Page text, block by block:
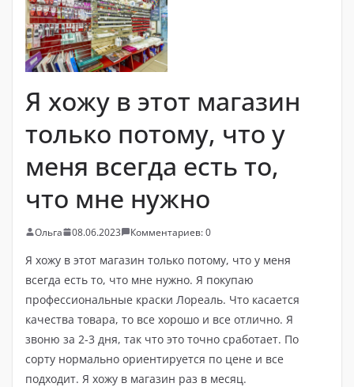
Я хожу в этот магазин
только потому, что у
меня всегда есть то,
что мне нужно
Ольга 08.06.2023 Комментариев: 0
Я хожу в этот магазин только потому, что у меня
всегда есть то, что мне нужно. Я покупаю
профессиональные краски Лореаль. Что касается
качества товара, то все хорошо и все отлично. Я
звоню за 2-3 дня, так что это точно сработает. По
сорту нормально ориентируется по цене и все
подходит. Я хожу в магазин раз в месяц.